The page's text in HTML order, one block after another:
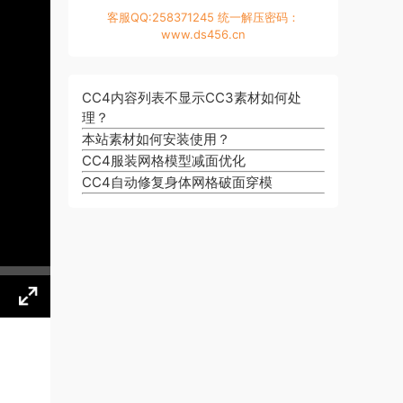
客服QQ:258371245 统一解压密码：
www.ds456.cn
CC4内容列表不显示CC3素材如何处
理？
本站素材如何安装使用？
CC4服装网格模型减面优化
CC4自动修复身体网格破面穿模